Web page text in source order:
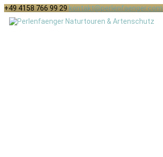
+49 4158 766 99 29 kontakt@perlenfaenger.com